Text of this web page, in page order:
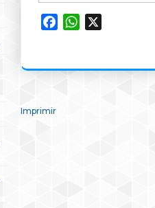
FacebookWhatsApp
Imprimir